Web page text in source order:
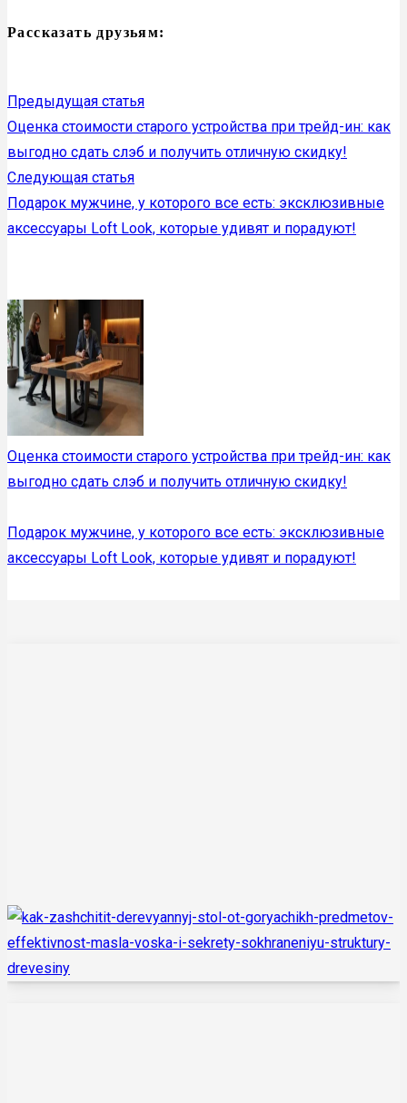
Рассказать друзьям:
Предыдущая статья
Оценка стоимости старого устройства при трейд-ин: как
выгодно сдать слэб и получить отличную скидку!
Следующая статья
Подарок мужчине, у которого все есть: эксклюзивные
аксессуары Loft Look, которые удивят и порадуют!
Оценка стоимости старого устройства при трейд-ин: как
выгодно сдать слэб и получить отличную скидку!
Подарок мужчине, у которого все есть: эксклюзивные
аксессуары Loft Look, которые удивят и порадуют!